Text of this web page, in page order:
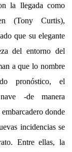
la llegada como
(Tony Curtis),
que su elegante
del entorno del
a que lo nombre
pronóstico, el
-de manera
donde
incidencias se
Entre ellas, la